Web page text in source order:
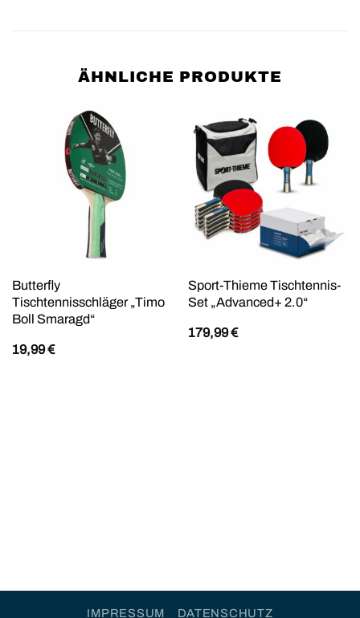
ÄHNLICHE PRODUKTE
Butterfly
Tischtennisschläger „Timo
Boll Smaragd“
19,99€
Sport-Thieme Tischtennis-
Set „Advanced+ 2.0“
179,99€
IMPRESSUM DATENSCHUTZ